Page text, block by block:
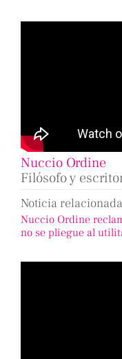
Nuccio Ordine
Filósofo y
Noticia relacionada
Nuccio Ordine
no se pliegue al